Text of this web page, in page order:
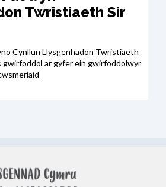
Twristiaeth Sir
Cynllun Llysgenhadon Twristiaeth
gwirfoddol ar gyfer ein gwirfoddolwyr